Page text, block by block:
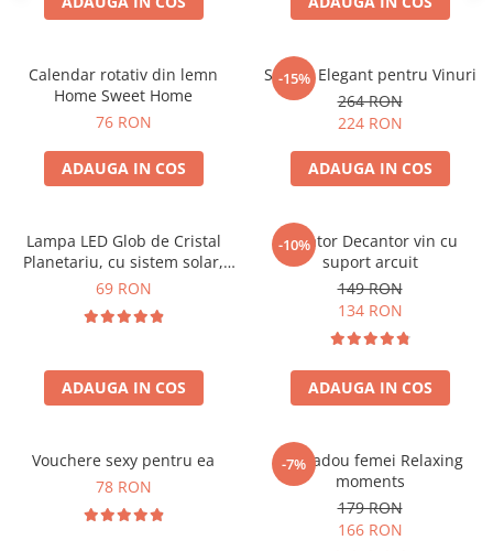
Calendar rotativ din lemn
Home Sweet Home
76 RON
ADAUGA IN COS
-15%
Suport Elegant pentru Vinuri
264 RON
224 RON
ADAUGA IN COS
Lampa LED Glob de Cristal
Planetariu, cu sistem solar,
cadou captivant
69 RON
ADAUGA IN COS
-10%
Aerator Decantor vin cu
suport arcuit
149 RON
134 RON
ADAUGA IN COS
Vouchere sexy pentru ea
78 RON
-7%
Set cadou femei Relaxing
moments
179 RON
166 RON